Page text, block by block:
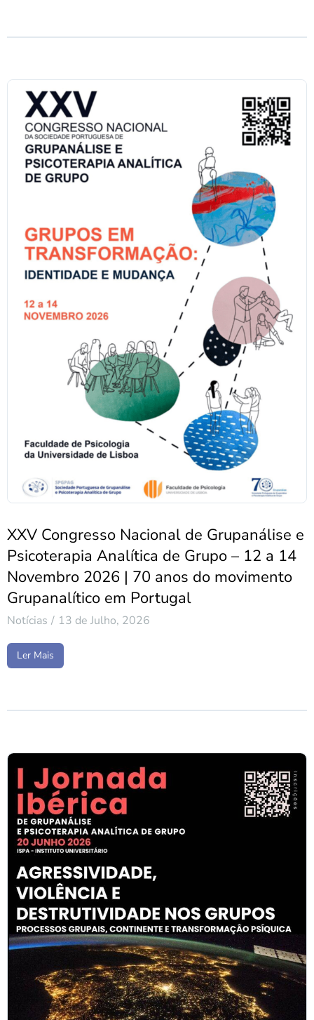
XXV Congresso Nacional de Grupanálise e
Psicoterapia Analítica de Grupo – 12 a 14
Novembro 2026 | 70 anos do movimento
Grupanalítico em Portugal
Notícias 13 de Julho, 2026
Ler Mais